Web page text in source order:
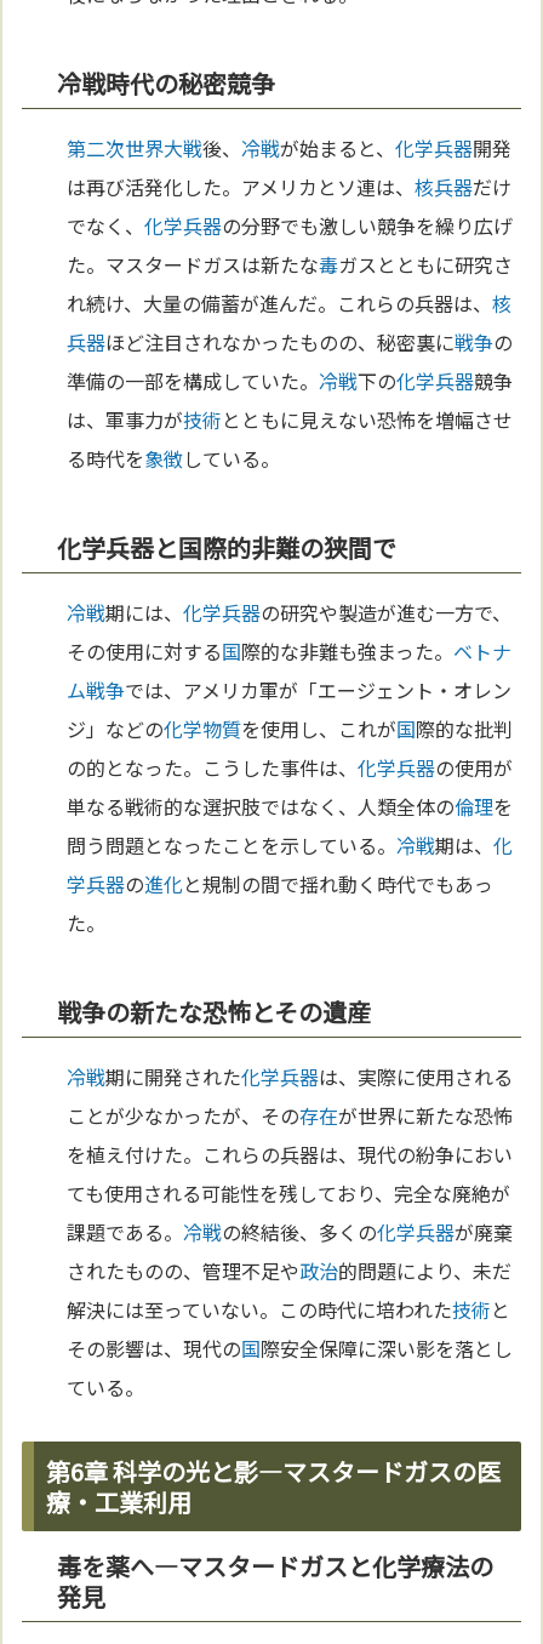
冷戦時代の秘密競争
第二次世界大戦後、冷戦が始まると、化学兵器開発
は再び活発化した。アメリカとソ連は、核兵器だけ
でなく、化学兵器の分野でも激しい競争を繰り広げ
た。マスタードガスは新たな毒ガスとともに研究さ
れ続け、大量の備蓄が進んだ。これらの兵器は、核
兵器ほど注目されなかったものの、秘密裏に戦争の
準備の一部を構成していた。冷戦下の化学兵器競争
は、軍事力が技術とともに見えない恐怖を増幅させ
る時代を象徴している。
化学兵器と国際的非難の狭間で
冷戦期には、化学兵器の研究や製造が進む一方で、
その使用に対する国際的な非難も強まった。 ベトナ
ム戦争では、アメリカ軍が「エージェント・オレン
ジ」などの化学物質を使用し、これが国際的な批判
の的となった。こうした事件は、化学兵器の使用が
単なる戦術的な選択肢ではなく、人類全体の倫理を
問う問題となったことを示している。冷戦期は、化
学兵器の進化と規制の間で揺れ動く時代でもあっ
た。
戦争の新たな恐怖とその遺産
冷戦期に開発された化学兵器は、実際に使用される
ことが少なかったが、その存在が世界に新たな恐怖
を植え付けた。これらの兵器は、現代の紛争におい
ても使用される可能性を残しており、完全な廃絶が
課題である。 冷戦の終結後、多くの化学兵器が廃棄
されたものの、管理不足や政治的問題により、未だ
解決には至っていない。この時代に培われた技術と
その影響は、現代の国際安全保障に深い影を落とし
ている。
第6章 科学の光と影—マスタードガスの医
療・工業利用
毒を薬へ—マスタードガスと化学療法の
発見